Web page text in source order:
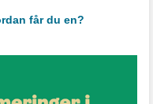
får du en?